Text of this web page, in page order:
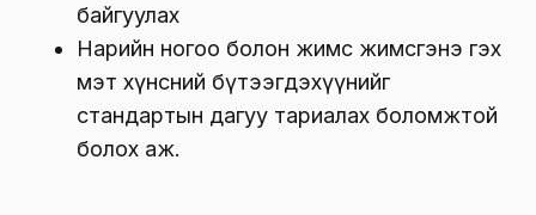
байгуулах
Нарийн ногоо болон жимс жимсгэнэ гэх
мэт хүнсний бүтээгдэхүүнийг
стандартын дагуу тариалах боломжтой
болох аж.